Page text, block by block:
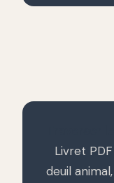
Livret
deuil